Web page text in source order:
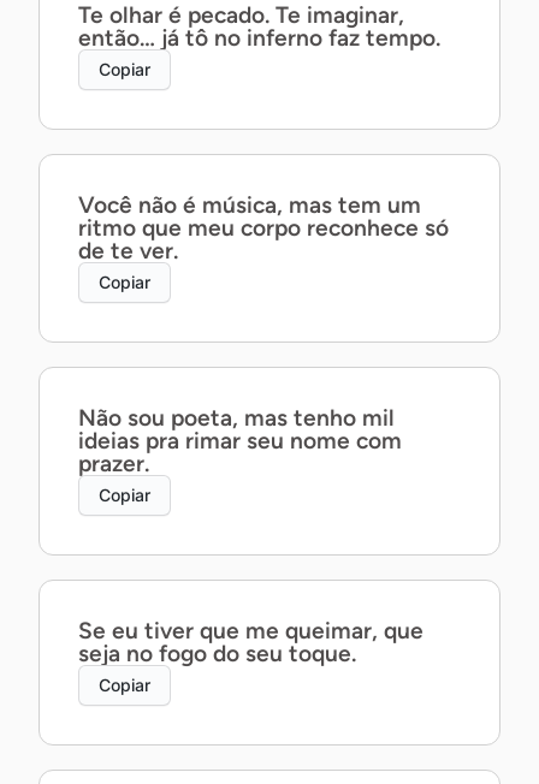
Te olhar é pecado. Te imaginar,
então… já tô no inferno faz tempo.
Copiar
Você não é música, mas tem um
ritmo que meu corpo reconhece só
de te ver.
Copiar
Não sou poeta, mas tenho mil
ideias pra rimar seu nome com
prazer.
Copiar
Se eu tiver que me queimar, que
seja no fogo do seu toque.
Copiar